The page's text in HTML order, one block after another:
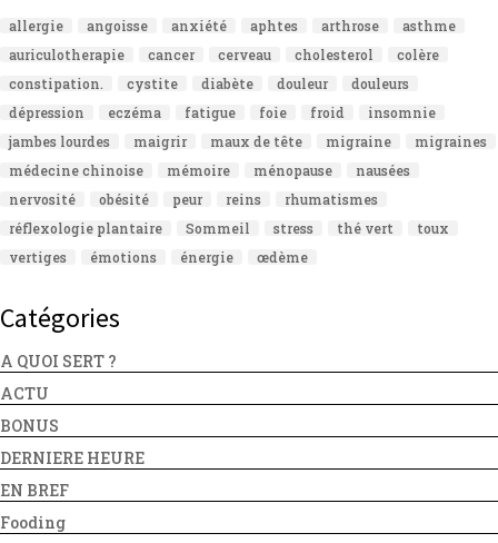
allergie angoisse anxiété aphtes arthrose
asthme
auriculotherapie
cancer cerveau cholesterol
colère
constipation.
cystite diabète douleur
douleurs
dépression
eczéma fatigue foie froid
insomnie
jambes lourdes
maigrir maux de tête migraine
migraines
médecine chinoise
mémoire ménopause
nausées
nervosité
obésité peur reins
rhumatismes
réflexologie plantaire
Sommeil stress thé vert
toux
vertiges
émotions énergie œdème
Catégories
A QUOI SERT ?
ACTU
BONUS
DERNIERE HEURE
EN BREF
Fooding